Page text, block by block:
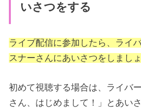
いさつをする
ライブ配信に参加したら、ライ
スナーさんにあいさつをしましょ
初めて視聴する場合は、ライバ
さん、はじめまして！」とあい